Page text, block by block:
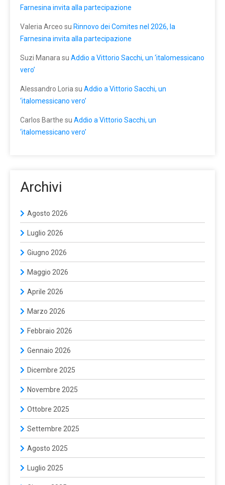
Farnesina invita alla partecipazione
Valeria Arceo su Rinnovo dei Comites nel 2026, la
Farnesina invita alla partecipazione
Suzi Manara su Addio a Vittorio Sacchi, un ‘italomessicano
vero’
Alessandro Loria su Addio a Vittorio Sacchi, un
‘italomessicano vero’
Carlos Barthe su Addio a Vittorio Sacchi, un
‘italomessicano vero’
Archivi
Agosto 2026
Luglio 2026
Giugno 2026
Maggio 2026
Aprile 2026
Marzo 2026
Febbraio 2026
Gennaio 2026
Dicembre 2025
Novembre 2025
Ottobre 2025
Settembre 2025
Agosto 2025
Luglio 2025